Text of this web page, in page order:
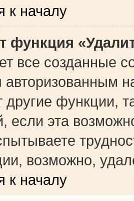
к началу
функция
все созданные
авторизованным
функции,
если эта
возможно,
к началу